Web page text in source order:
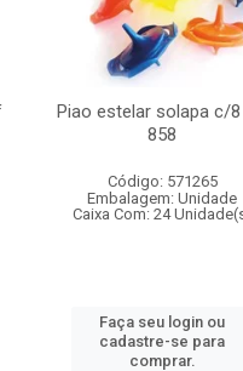
Piao estelar solapa c/
858
Código: 571265
Embalagem: Unidade
Caixa Com: 24
Faça seu login ou
cadastre-se para
comprar.